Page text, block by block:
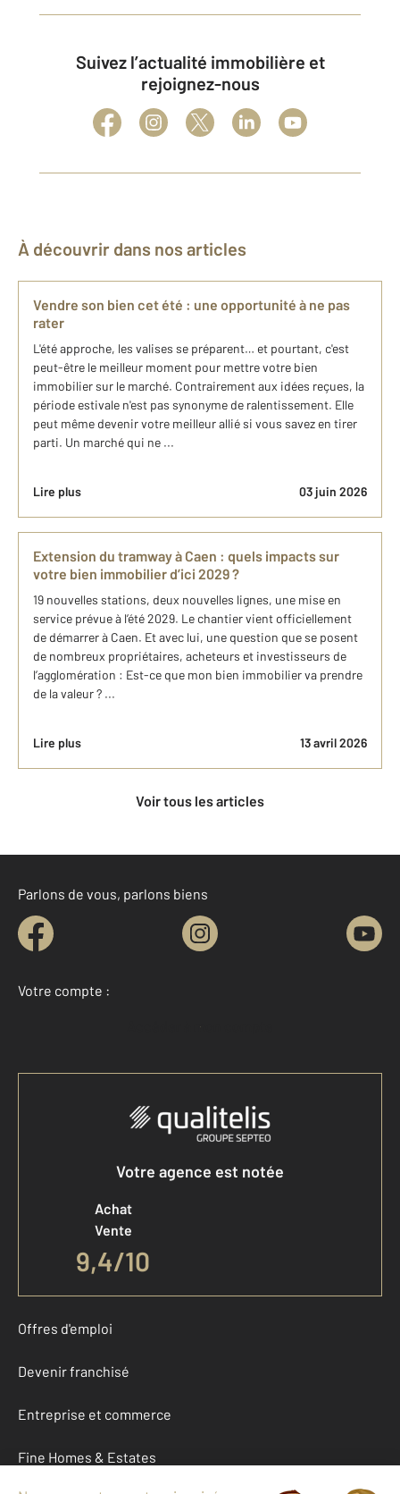
Suivez l’actualité immobilière et
rejoignez-nous
À découvrir dans nos articles
Vendre son bien cet été : une opportunité à ne pas
rater
L'été approche, les valises se préparent… et pourtant, c'est
peut-être le meilleur moment pour mettre votre bien
immobilier sur le marché. Contrairement aux idées reçues, la
période estivale n'est pas synonyme de ralentissement. Elle
peut même devenir votre meilleur allié si vous savez en tirer
parti. Un marché qui ne ...
Lire plus 03 juin 2026
Extension du tramway à Caen : quels impacts sur
votre bien immobilier d’ici 2029 ?
19 nouvelles stations, deux nouvelles lignes, une mise en
service prévue à l’été 2029. Le chantier vient officiellement
de démarrer à Caen. Et avec lui, une question que se posent
de nombreux propriétaires, acheteurs et investisseurs de
l’agglomération : Est-ce que mon bien immobilier va prendre
de la valeur ? ...
Lire plus 13 avril 2026
Voir tous les articles
Parlons de vous, parlons biens
Votre compte :
Accéder à mon compte
Votre agence est notée
Achat
Vente
9,4/10
Offres d'emploi
Devenir franchisé
Entreprise et commerce
Fine Homes & Estates